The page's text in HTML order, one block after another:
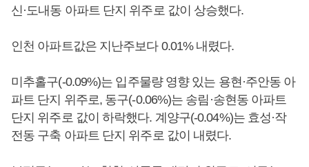
신·도내동 아파트 단지 위주로 값이 상승했다.
인천 아파트값은 지난주보다 0.01% 내렸다.
미추홀구(-0.09%)는 입주물량 영향 있는 용현·주안동 아
파트 단지 위주로, 동구(-0.06%)는 송림·송현동 아파트
단지 위주로 값이 하락했다. 계양구(-0.04%)는 효성·작
전동 구축 아파트 단지 위주로 값이 내렸다.